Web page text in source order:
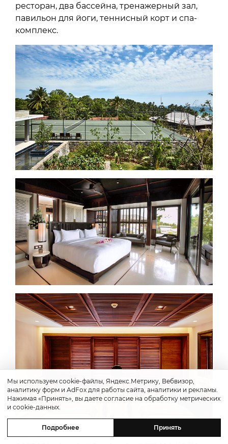
ресторан, два бассейна, тренажерный зал,
павильон для йоги, теннисный корт и спа-
комплекс.
КурортANI Private Resort Thailand
Мы используем cookie-файлы, Яндекс.Метрику, Вебвизор,
аналитику форм и AdFox для работы сайта, аналитики и рекламы.
Нажимая «Принять», вы даете согласие на обработку метрических
и cookie-данных.
Подробнее Принять